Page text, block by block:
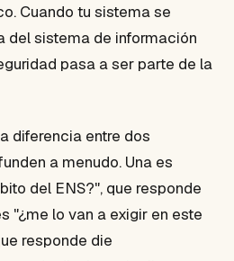
Cuando tu sistema se
del sistema de información
pasa a ser parte de la
diferencia entre dos
a menudo. Una es
del ENS?", que responde
"¿me lo van a exigir en este
responde die